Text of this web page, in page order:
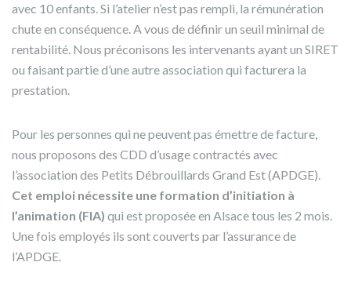
avec 10 enfants. Si l’atelier n’est pas rempli, la rémunération
chute en conséquence. A vous de définir un seuil minimal de
rentabilité. Nous préconisons les intervenants ayant un SIRET
ou faisant partie d’une autre association qui facturera la
prestation.
Pour les personnes qui ne peuvent pas émettre de facture,
nous proposons des CDD d’usage contractés avec
l’association des Petits Débrouillards Grand Est (APDGE).
Cet emploi nécessite une formation d’initiation à
l’animation (FIA) qui est proposée en Alsace tous les 2 mois.
Une fois employés ils sont couverts par l’assurance de
l’APDGE.